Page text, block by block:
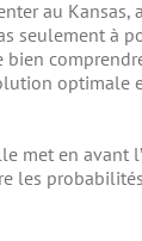
au Kansas,
seulement à
optimale
met en avant
les